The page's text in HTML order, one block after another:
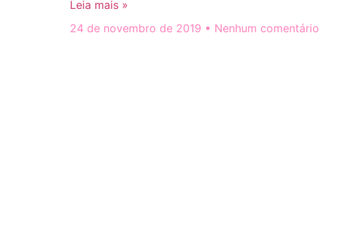
Leia mais »
24 de novembro de 2019
Nenhum comentário